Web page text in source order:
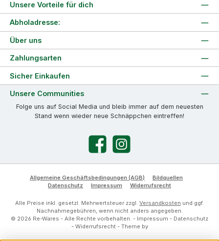
Unsere Vorteile für dich
Über uns
Zahlungsarten
Abholadresse:
Sicher Einkaufen
Unsere Communities
Folge uns auf Social Media und bleib immer auf dem neuesten
Stand wenn wieder neue Schnäppchen eintreffen!
FacebookInstagram
Allgemeine Geschäftsbedingungen (AGB)
Bildquellen
Datenschutz
Impressum Widerrufsrecht
Alle Preise inkl. gesetzl. Mehrwertsteuer zzgl. Versandkosten und ggf.
Nachnahmegebühren, wenn nicht anders angegeben.
© 2026 Re-Wares - Alle Rechte vorbehalten. - Impressum - Datenschutz
- Widerrufsrecht- Theme by